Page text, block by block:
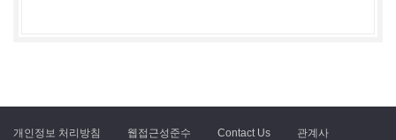
개인정보 처리방침 웹접근성준수 Contact Us 관계사